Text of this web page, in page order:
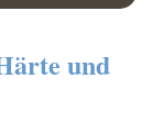
und